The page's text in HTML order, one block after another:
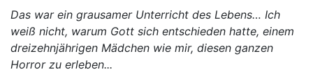
Das war ein grausamer Unterricht des Lebens… Ich
weiß nicht, warum Gott sich entschieden hatte, einem
dreizehnjährigen Mädchen wie mir, diesen ganzen
Horror zu erleben...